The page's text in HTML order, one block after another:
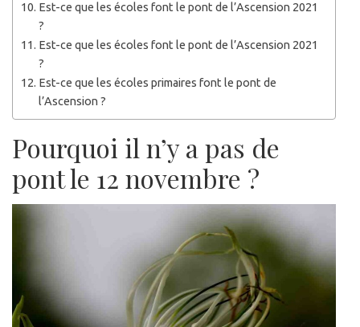
Est-ce que les écoles font le pont de l’Ascension 2021
?
Est-ce que les écoles font le pont de l’Ascension 2021
?
Est-ce que les écoles primaires font le pont de
l’Ascension ?
Pourquoi il n’y a pas de
pont le 12 novembre ?